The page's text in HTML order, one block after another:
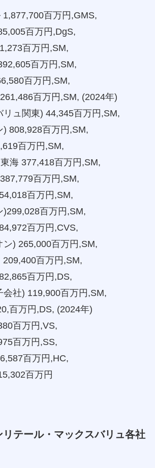
1,877,700百万円,GMS,
百万円,DgS,
百万円,SM,
百万円,SM,
百万円,SM,
百万円,SM, (2024年)
ュ関東) 44,345百万円,SM,
) 808,928百万円,SM,
百万円,SM,
海 377,418百万円,SM,
百万円,SM,
百万円,SM,
)299,028百万円,SM,
百万円,CVS,
ン) 265,000百万円,SM,
209,400百万円,SM,
百万円,DS,
会社) 119,900百万円,SM,
百万円,DS, (2024年)
百万円,VS,
百万円,SS,
百万円,HC,
百万円
テール・マックスバリュ各社